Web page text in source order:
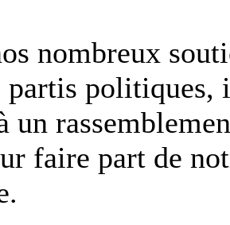
nombreux
politiques,
un
faire part de